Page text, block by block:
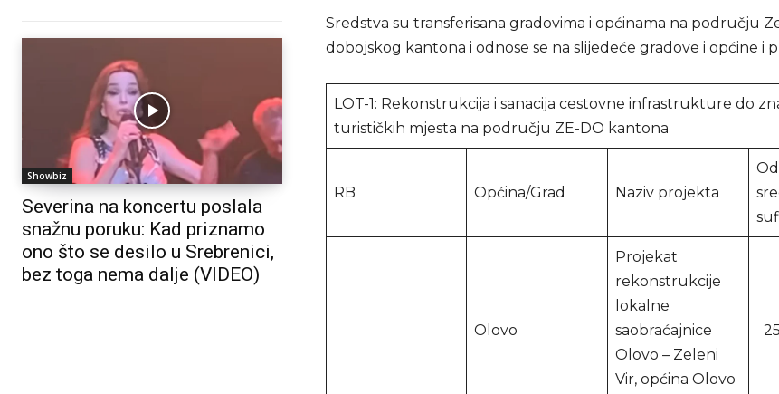
Showbiz
Severina na koncertu poslala
snažnu poruku: Kad priznamo
ono što se desilo u Srebrenici,
bez toga nema dalje (VIDEO)
Sredstva su transferisana gradovima i općinama na području
dobojskog kantona i odnose se na slijedeće gradove i općine i
LOT-1: Rekonstrukcija i sanacija cestovne infrastrukture do
turističkih mjesta na području ZE-DO kantona
RB Općina/Grad Naziv projekta
Olovo
Projekat
rekonstrukcije
lokalne
saobraćajnice
Olovo – Zeleni
Vir, općina Olovo